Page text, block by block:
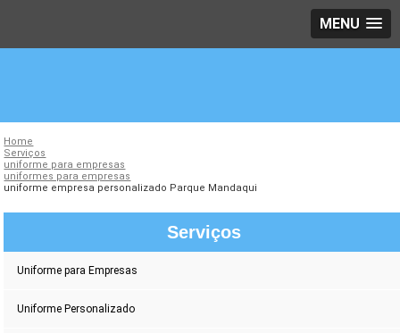
MENU
Home
Serviços
uniforme para empresas
uniformes para empresas
uniforme empresa personalizado Parque Mandaqui
Serviços
Uniforme para Empresas
Uniforme Personalizado